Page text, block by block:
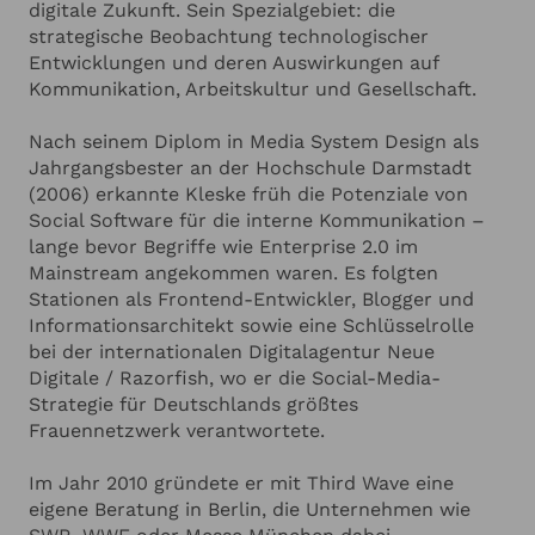
dem Ziel, Organisationen vom reaktiven Modus ins
aktive Zukunftsgestalten zu führen. Kleske ist
nicht nur Master-Absolvent der renommierten
Zukunftsforschung an der FU Berlin, sondern auch
Zukunftsforschung. Seine Keynotes – u.a. auf der
re:publica und der Future of Health Xperience –
sind inspirierende Einladungen zum Weiterdenken.
Dabei verbindet er fundierte Analyse mit einem
kritischen Blick auf Tech-Hypes und bietet
konkrete Orientierung im digitalen Wandel.
Johannes Kleske spricht nicht über die Zukunft –
er zeigt, wie man sie gestaltet. Klar, pointiert und
mit einem tiefen Verständnis für Mensch,
Technologie und Kultur.
digitale Zukunft. Sein Spezialgebiet: die
strategische Beobachtung technologischer
Entwicklungen und deren Auswirkungen auf
Kommunikation, Arbeitskultur und Gesellschaft.
Nach seinem Diplom in Media System Design als
Jahrgangsbester an der Hochschule Darmstadt
(2006) erkannte Kleske früh die Potenziale von
Social Software für die interne Kommunikation –
lange bevor Begriffe wie Enterprise 2.0 im
Mainstream angekommen waren. Es folgten
Stationen als Frontend-Entwickler, Blogger und
Informationsarchitekt sowie eine Schlüsselrolle
bei der internationalen Digitalagentur Neue
Digitale / Razorfish, wo er die Social-Media-
Strategie für Deutschlands größtes
Frauennetzwerk verantwortete.
Im Jahr 2010 gründete er mit Third Wave eine
eigene Beratung in Berlin, die Unternehmen wie
ANGABEN ZU IHRER VERANSTALTUNG Hinzufügen
Ich habe die
zur Kenntnis genommen.
Ich stimme zu, dass meine Angaben zur Kontaktaufnahme
Ich möchte in regelmässigen Abständen mit dem LSB
Newsletter über Neuigkeiten informiert werden (Das
Newsletter-Abonnement kann jederzeit beendet werden).
Mehr dazu finden Sie in unserer
Datenschutzerklärung
Abbrechen
Anfrage absenden